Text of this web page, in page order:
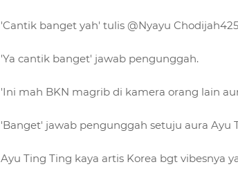
'Cantik banget yah' tulis @Nyayu
'Ya cantik banget' jawab pengunggah.
'Ini mah BKN magrib di kamera orang lain
'Banget' jawab pengunggah setuju aura Ayu
Ayu Ting Ting kaya artis Korea bgt vibesnya